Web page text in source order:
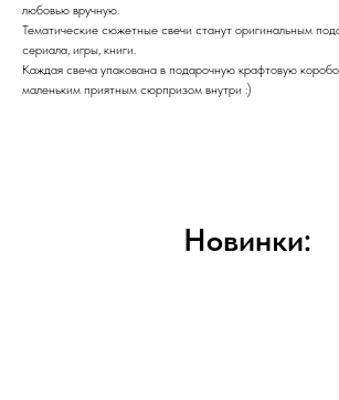
любовью вручную.
Тематические сюжетные свечи станут оригинальным
сериала, игры, книги.
Каждая свеча упакована в подарочную крафтовую
маленьким приятным сюрпризом внутри :)
Новинки: